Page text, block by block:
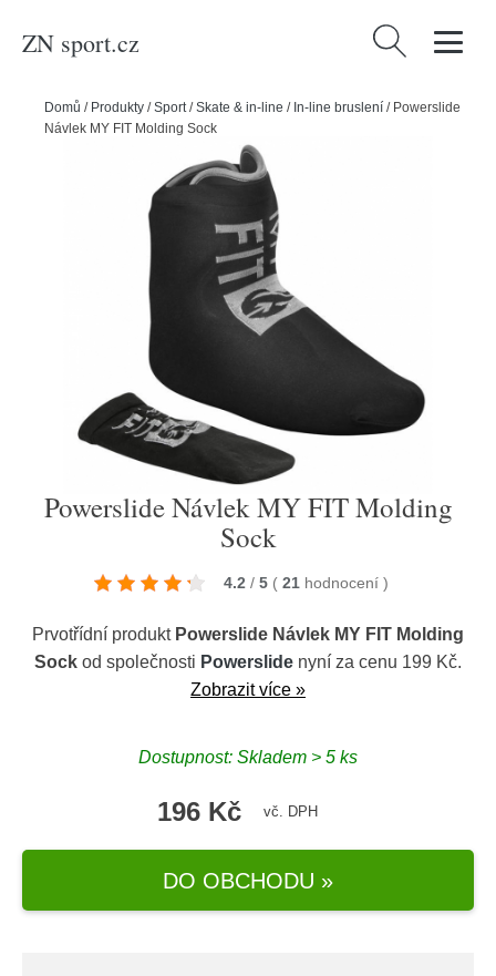
ZN sport.cz Vyhledávání
Domů / Produkty /Sport/Skate & in-line / In-line bruslení / Powerslide
Návlek MY FIT Molding Sock
Powerslide Návlek MY FIT Molding
Sock
4.2 / 5 ( 21 hodnocení )
Prvotřídní produkt Powerslide Návlek MY FIT Molding
Sock od společnosti Powerslide nyní za cenu 199 Kč.
Zobrazit více »
Dostupnost: Skladem > 5 ks
196 Kč vč. DPH
DO OBCHODU »